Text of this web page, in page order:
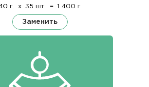
г. x 35 шт. = 1 400 г.
Заменить